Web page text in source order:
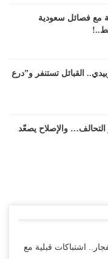
مع فصائل سعودية
القبائل تستنفر و”درع
والإصلاح يصعّد
بحرمان طلاب الشمال من
اشتباكات قبلية مع